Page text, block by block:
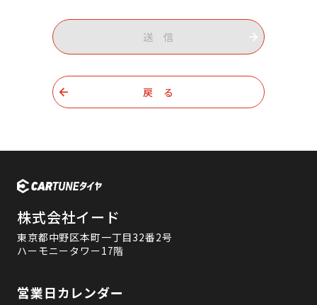
送 信
戻 る
株式会社イード
東京都中野区本町一丁目32番2号
ハーモニータワー17階
営業日カレンダー